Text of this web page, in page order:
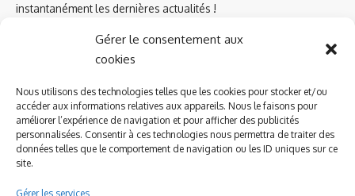
Gérer le consentement aux
cookies
Nous utilisons des technologies telles que les cookies pour stocker et/ou
accéder aux informations relatives aux appareils. Nous le faisons pour
améliorer l’expérience de navigation et pour afficher des publicités
personnalisées. Consentir à ces technologies nous permettra de traiter des
données telles que le comportement de navigation ou les ID uniques sur ce
site.
Gérer les services
instantanément les dernières actualités !
Azinat.com TV soutient